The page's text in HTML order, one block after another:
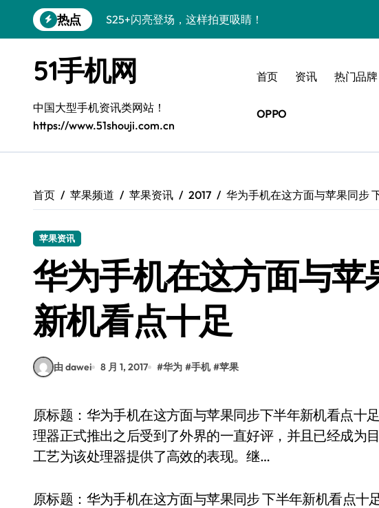
到
热点
S25+闪亮登场，这样拍更吸睛！
S26+颜值暴增！三星机皇美颜秘籍曝光
A56 5G新机登场，三星风尚自此开启！
三星S26上手秒变个性神器！
S25美化秘籍：个性定制，炫酷随心！
Galaxy C55 5G登场，美学新纪元！
S25 Ultra颜值炸裂！定制主题潮翻天！
51手机网
中国大型手机资讯类网站！
https://www.51shouji.com.cn
首页 资讯 热门品牌
OPPO
首页 苹果频道 苹果资讯 2017 华为手机在这方面与苹果同步
苹果资讯
华为手机在这方面与苹
新机看点十足
由 dawei 8 月 1, 2017 #华为 #手机 #苹果
原标题：华为手机在这方面与苹果同步下半年新机看点十足运营商世界网李军工/文在骁龙835处
理器正式推出之后受到了外界的一直好评，并且已经成为
工艺为该处理器提供了高效的表现。继…
原标题：华为手机在这方面与苹果同步 下半年新机看点十